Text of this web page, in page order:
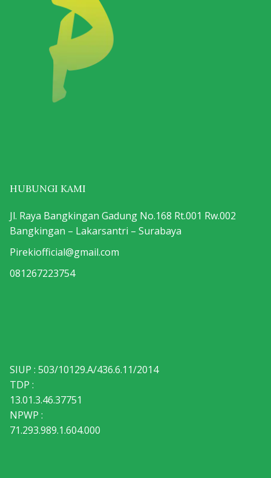
HUBUNGI KAMI
Jl. Raya Bangkingan Gadung No.168 Rt.001 Rw.002
Bangkingan – Lakarsantri – Surabaya
Pirekiofficial@gmail.com
081267223754
SIUP : 503/10129.A/436.6.11/2014
TDP :
13.01.3.46.37751
NPWP :
71.293.989.1.604.000